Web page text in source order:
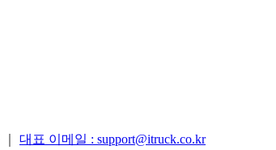
대표 이메일 : support@itruck.co.kr